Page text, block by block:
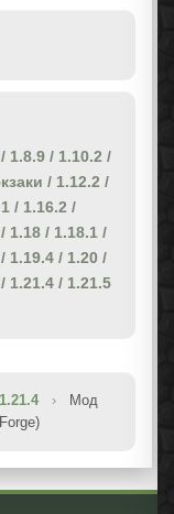
/ 1.8.9 / 1.10.2 /
/ 1.12.2 /
/ 1.16.2 /
/ 1.18 / 1.18.1 /
/ 1.19.4 / 1.20 /
/ 1.21.4 / 1.21.5
›
Мод